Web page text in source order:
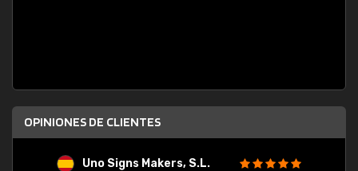
OPINIONES DE CLIENTES
Uno Signs Makers, S.L.